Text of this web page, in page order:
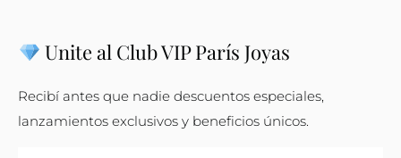
Unite al Club VIP París Joyas
Recibí antes que nadie descuentos especiales,
lanzamientos exclusivos y beneficios únicos.